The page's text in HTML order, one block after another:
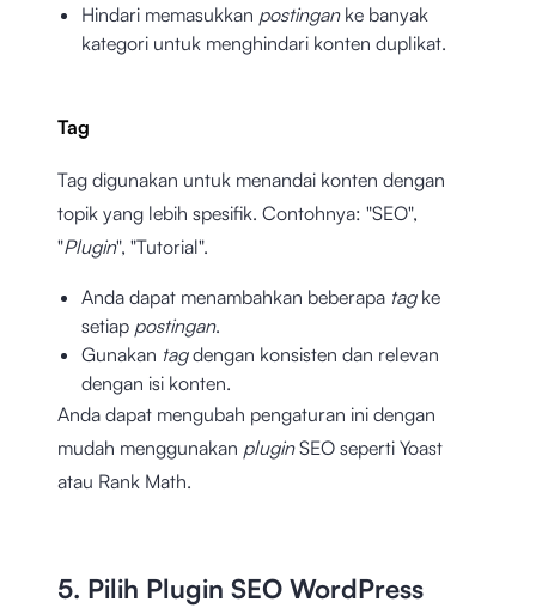
Hindari memasukkan postingan ke banyak
kategori untuk menghindari konten duplikat.
Tag
Tag digunakan untuk menandai konten dengan
topik yang lebih spesifik. Contohnya: "SEO",
"Plugin", "Tutorial".
Anda dapat menambahkan beberapa tag ke
setiap postingan.
Gunakan tagdengan konsisten dan relevan
dengan isi konten.
Anda dapat mengubah pengaturan ini dengan
mudah menggunakan pluginSEO seperti Yoast
atau Rank Math.
5. Pilih Plugin SEO WordPress